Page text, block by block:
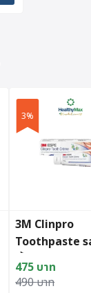
3%
3M Clinpro
Toothpaste ร
มิ้นต์ขนาด 113 ก
490บาท
Original price
475 บาท
Current price